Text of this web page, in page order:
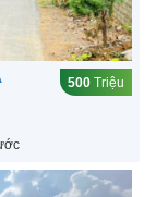
500 Triệu